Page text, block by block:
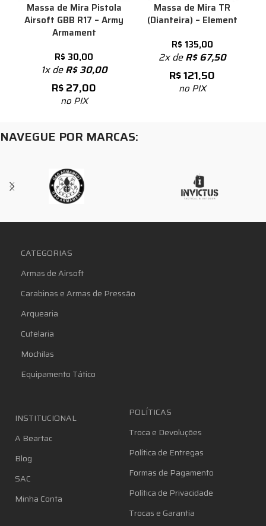
Massa de Mira Pistola
Airsoft GBB R17 – Army
Armament
R$ 30,00
1x deR$30,00
R$27,00
no PIX
Massa de Mira TR
(Dianteira) – Element
R$ 135,00
2x deR$67,50
R$121,50
no PIX
NAVEGUE POR MARCAS:
CATEGORIAS
Armas de Airsoft
Carabinas e Armas de Pressão
Arquearia
Cutelaria
Mochilas
Equipamento Tático
INSTITUCIONAL
A Beartac
Blog
SAC
Minha Conta
POLÍTICAS
Troca e Devoluções
Política de Entregas
Formas de Pagamento
Política de Privacidade
Trocas e Garantia